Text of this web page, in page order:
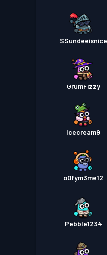
SSundeeisnice
GrumFizzy
Icecream9
o0fym3me12
Pebble1234